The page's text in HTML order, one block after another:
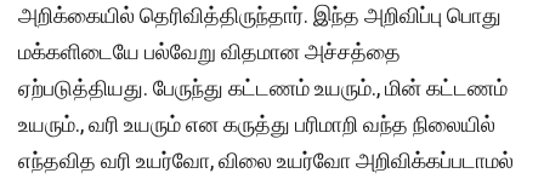
அறிக்கையில் தெரிவித்திருந்தார். இந்த அறிவிப்பு பொது
மக்களிடையே பல்வேறு விதமான அச்சத்தை
ஏற்படுத்தியது. பேருந்து கட்டணம் உயரும்., மின் கட்டணம்
உயரும்., வரி உயரும் என கருத்து பரிமாறி வந்த நிலையில்
எந்தவித வரி உயர்வோ, விலை உயர்வோ அறிவிக்கப்படாமல்